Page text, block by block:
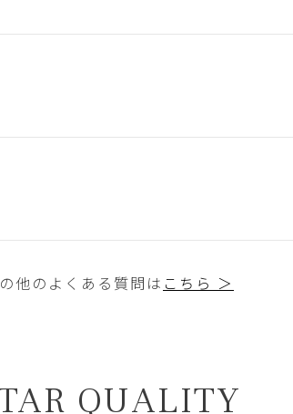
他のよくある質問は こちら ＞
QUALITY